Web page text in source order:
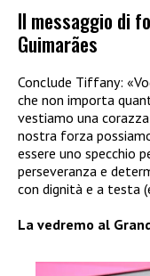
Il messaggio di
Guimarães
Conclude Tiffany:
che non importa
vestiamo una
nostra forza
essere uno specchio
perseveranza e
con dignità e a testa
La vedremo al